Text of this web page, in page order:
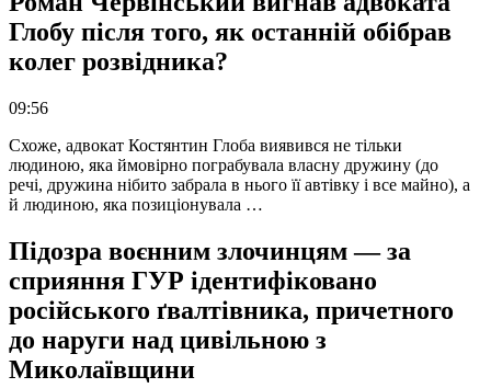
Глобу після того, як останній обібрав
колег розвідника?
09:56
Схоже, адвокат Костянтин Глоба виявився не тільки
людиною, яка ймовірно пограбувала власну дружину (до
речі, дружина нібито забрала в нього її автівку і все майно), а
й людиною, яка позиціонувала …
Підозра воєнним злочинцям — за
сприяння ГУР ідентифіковано
російського ґвалтівника, причетного
до наруги над цивільною з
Миколаївщини